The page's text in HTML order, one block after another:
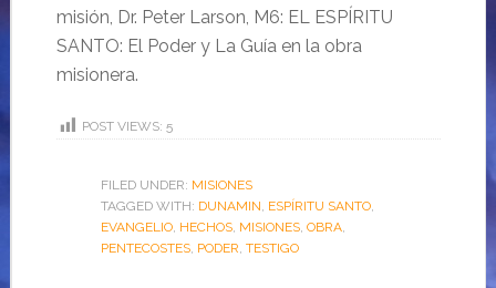
misión, Dr. Peter Larson, M6: EL ESPÍRITU
SANTO: El Poder y La Guía en la obra
misionera.
POST VIEWS: 5
FILED UNDER: MISIONES
TAGGED WITH: DUNAMIN, ESPÍRITU SANTO,
EVANGELIO, HECHOS, MISIONES, OBRA,
PENTECOSTES, PODER, TESTIGO